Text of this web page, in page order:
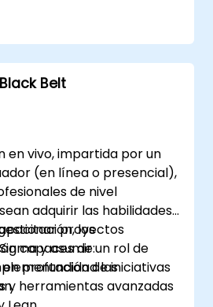
Belt
en vivo, impartida por un
(en línea o presencial),
de nivel
adquirir las habilidades
proyectos
y asumir un rol de
de iniciativas
los
capaces de:
profundidad las
y herramientas avanzadas